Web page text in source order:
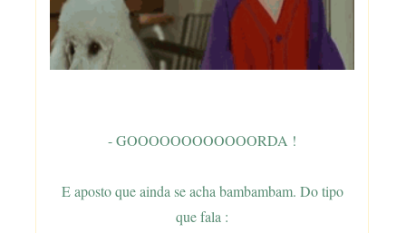
- GOOOOOOOOOOOORDA !
E aposto que ainda se acha bambambam. Do tipo
que fala :